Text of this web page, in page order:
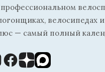
велосипедах
— самый полный